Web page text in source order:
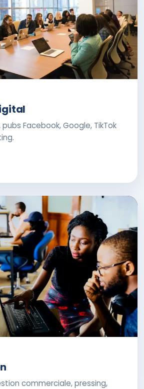
Facebook, Google, TikTok
commerciale, pressing,